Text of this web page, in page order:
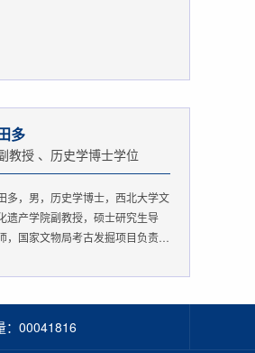
多
教授 、历史学博士学位
多，男，历史学博士，西北大学文
遗产学院副教授，硕士研究生导
，国家文物局考古发掘项目负责
00041816